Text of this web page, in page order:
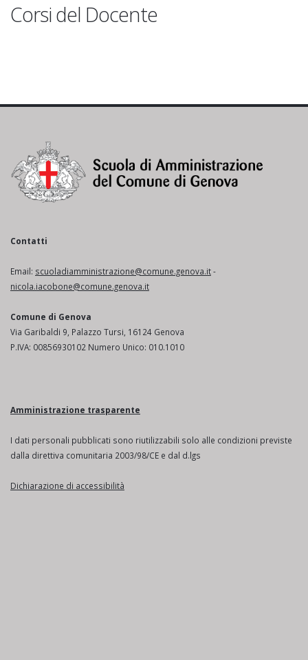
Corsi del Docente
Contatti
Email: scuoladiamministrazione@comune.genova.it-
nicola.iacobone@comune.genova.it
Comune di Genova
Via Garibaldi 9, Palazzo Tursi, 16124 Genova
P.IVA: 00856930102 Numero Unico: 010.1010
Amministrazione trasparente
I dati personali pubblicati sono riutilizzabili solo alle condizioni previste
dalla direttiva comunitaria 2003/98/CE e dal d.lgs
Dichiarazione di accessibilità